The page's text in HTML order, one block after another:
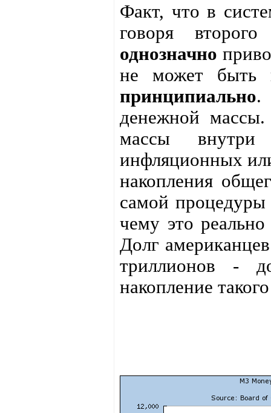
Факт, что в
говоря
однозначно
не может быть
принципиально.
денежной
массы
инфляционных
накопления
самой процедуры
чему это
Долг
триллионов -
накопление